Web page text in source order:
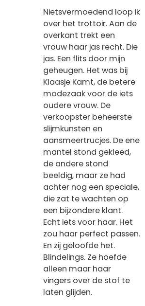
Nietsvermoedend loop ik
over het trottoir. Aan de
overkant trekt een
vrouw haar jas recht. Die
jas. Een flits door mijn
geheugen. Het was bij
Klaasje Kamt, de betere
modezaak voor de iets
oudere vrouw. De
verkoopster beheerste
slijmkunsten en
aansmeertrucjes. De ene
mantel stond gekleed,
de andere stond
beeldig, maar ze had
achter nog een speciale,
die zat te wachten op
een bijzondere klant.
Echt iets voor haar. Het
zou haar perfect passen.
En zij geloofde het.
Blindelings. Ze hoefde
alleen maar haar
vingers over de stof te
laten glijden.